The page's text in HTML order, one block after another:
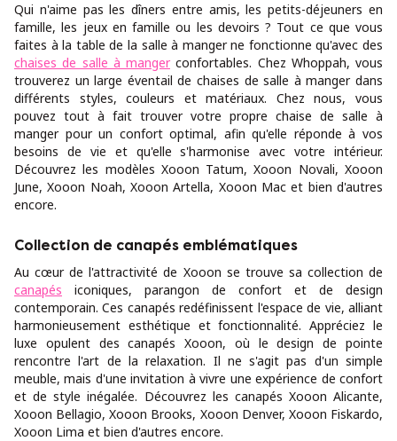
Qui n'aime pas les dîners entre amis, les petits-déjeuners en
famille, les jeux en famille ou les devoirs ? Tout ce que vous
faites à la table de la salle à manger ne fonctionne qu'avec des
chaises de salle à manger confortables. Chez Whoppah, vous
trouverez un large éventail de chaises de salle à manger dans
différents styles, couleurs et matériaux. Chez nous, vous
pouvez tout à fait trouver votre propre chaise de salle à
manger pour un confort optimal, afin qu'elle réponde à vos
besoins de vie et qu'elle s'harmonise avec votre intérieur.
Découvrez les modèles Xooon Tatum, Xooon Novali, Xooon
June, Xooon Noah, Xooon Artella, Xooon Mac et bien d'autres
encore.
Collection de canapés emblématiques
Au cœur de l'attractivité de Xooon se trouve sa collection de
canapés iconiques, parangon de confort et de design
contemporain. Ces canapés redéfinissent l'espace de vie, alliant
harmonieusement esthétique et fonctionnalité. Appréciez le
luxe opulent des canapés Xooon, où le design de pointe
rencontre l'art de la relaxation. Il ne s'agit pas d'un simple
meuble, mais d'une invitation à vivre une expérience de confort
et de style inégalée. Découvrez les canapés Xooon Alicante,
Xooon Bellagio, Xooon Brooks, Xooon Denver, Xooon Fiskardo,
Xooon Lima et bien d'autres encore.